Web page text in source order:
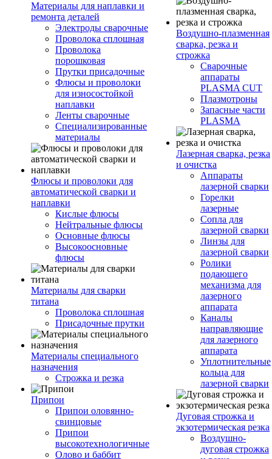
Материалы для наплавки и
ремонта деталей
Электроды сварочные
Проволока сплошная
Проволока
порошковая
Прутки присадочные
Флюсы и проволоки
для износостойкой
наплавки
Ленты сварочные
Специализированные
материалы
Флюсы и проволоки для
автоматической сварки и
наплавки
Кислые флюсы
Нейтральные флюсы
Основные флюсы
Высокоосновные
флюсы
Материалы для сварки
титана
Проволока сплошная
Присадочные прутки
Материалы специального
назначения
Строжка и резка
Припои
Припои оловянно-
свинцовые
Припои
высокотехнологичные
Олово и баббит
Воздушно-плазменная
сварка, резка и
строжка
Сварочные
аппараты
PLASMA CUT
Плазмотроны
Запасные части
PLASMA
Лазерная сварка, резка
и очистка
Аппараты
лазерной сварки
Горелки
лазерные
Сопла для
лазерной сварки
Линзы для
лазерной сварки
Ролики
подающего
механизма для
лазерного
аппарата
Каналы
направляющие
для лазерного
аппарата
Уплотнительные
кольца для
лазерной сварки
Дуговая строжка и
экзотермическая резка
Воздушно-
дуговая строжка